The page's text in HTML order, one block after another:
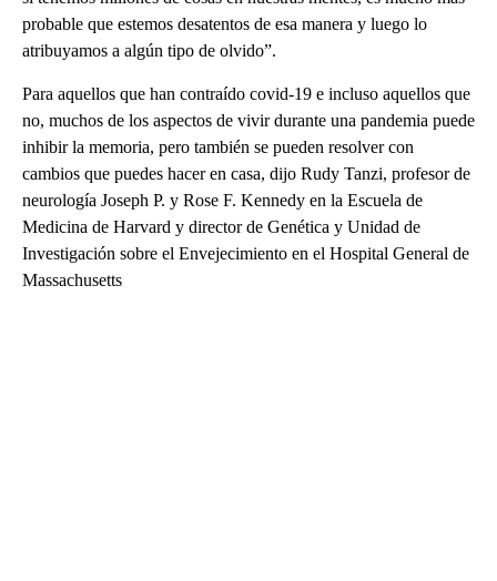
probable que estemos desatentos de esa manera y luego lo
atribuyamos a algún tipo de olvido”.
Para aquellos que han contraído covid-19 e incluso aquellos que
no, muchos de los aspectos de vivir durante una pandemia puede
inhibir la memoria, pero también se pueden resolver con
cambios que puedes hacer en casa, dijo Rudy Tanzi, profesor de
neurología Joseph P. y Rose F. Kennedy en la Escuela de
Medicina de Harvard y director de Genética y Unidad de
Investigación sobre el Envejecimiento en el Hospital General de
Massachusetts